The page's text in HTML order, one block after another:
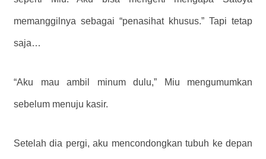
memanggilnya sebagai “penasihat khusus.” Tapi tetap
saja…
“Aku mau ambil minum dulu,” Miu mengumumkan
sebelum menuju kasir.
Setelah dia pergi, aku mencondongkan tubuh ke depan